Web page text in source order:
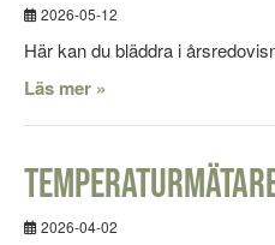
2026-05-12
Här kan du bläddra i
Läs mer »
2026-04-02